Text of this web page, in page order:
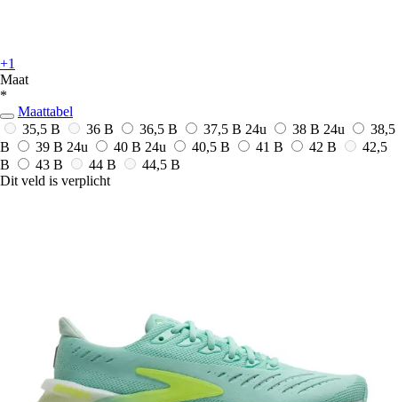
+1
Maat
*
Maattabel
35,5 B
36 B 36,5 B 37,5 B 24u 38 B 24u
38,5
B
39 B 24u 40 B 24u 40,5 B 41 B 42 B
42,5
B
43 B 44 B
44,5 B
Dit veld is verplicht